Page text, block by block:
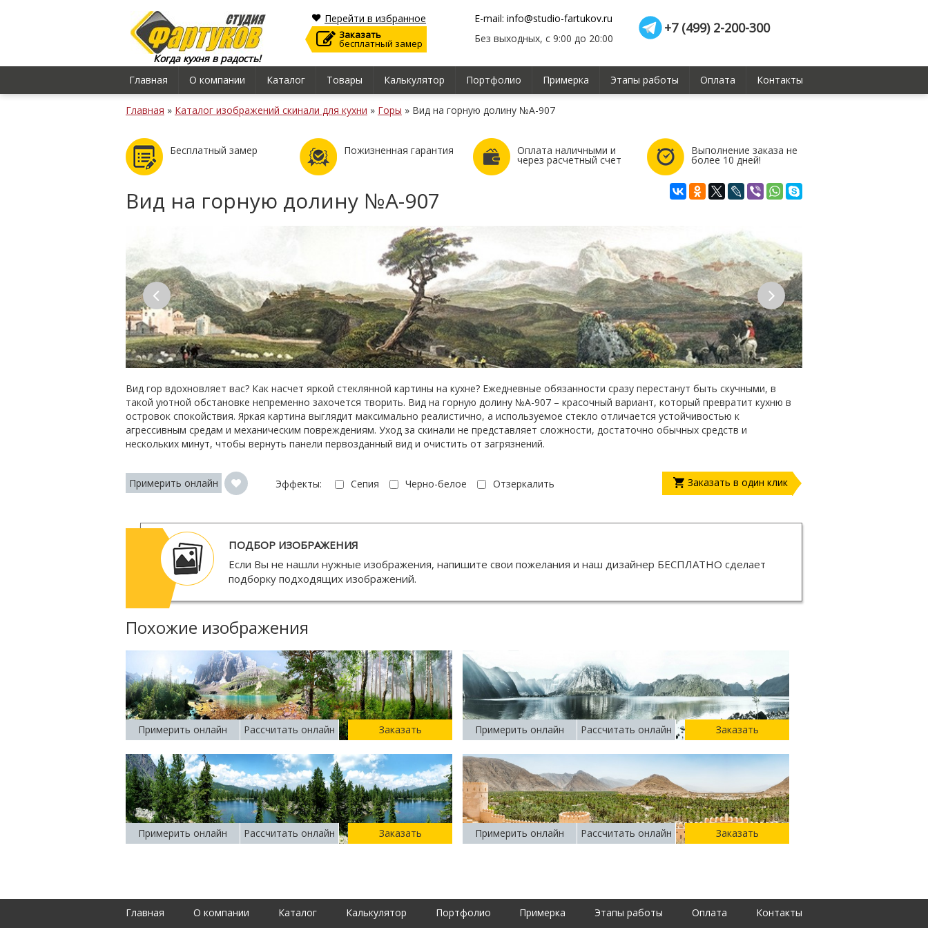
Когда кухня в радость!
Перейти в избранное
Заказать
бесплатный замер
E-mail: info@studio-fartukov.ru
Без выходных, с 9:00 до 20:00
+7 (499) 2-200-300
Главная О компании Каталог Товары Калькулятор Портфолио Примерка Этапы работы Оплата Контакты
Главная » Каталог изображений скинали для кухни » Горы » Вид на горную долину №А-907
Бесплатный замер Пожизненная гарантия Оплата наличными и
через расчетный счет
Выполнение заказа не
более 10 дней!
Вид на горную долину №А-907
Вид гор вдохновляет вас? Как насчет яркой стеклянной картины на кухне? Ежедневные обязанности сразу перестанут быть скучными, в
такой уютной обстановке непременно захочется творить. Вид на горную долину №А-907 – красочный вариант, который превратит кухню в
островок спокойствия. Яркая картина выглядит максимально реалистично, а используемое стекло отличается устойчивостью к
агрессивным средам и механическим повреждениям. Уход за скинали не представляет сложности, достаточно обычных средств и
нескольких минут, чтобы вернуть панели первозданный вид и очистить от загрязнений.
Заказать в один клик
Примерить онлайн Эффекты: Сепия Черно-белое Отзеркалить
ПОДБОР ИЗОБРАЖЕНИЯ
Если Вы не нашли нужные изображения, напишите свои пожелания и наш дизайнер БЕСПЛАТНО сделает
подборку подходящих изображений.
Похожие изображения
Примерить онлайн Рассчитать онлайн Заказать Примерить онлайн Рассчитать онлайн Заказать
Примерить онлайн Рассчитать онлайн Заказать Примерить онлайн Рассчитать онлайн Заказать
Главная О компании Каталог Калькулятор Портфолио Примерка Этапы работы Оплата Контакты